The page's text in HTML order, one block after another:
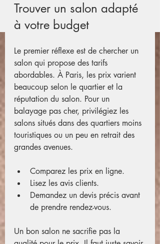
Trouver un salon adapté
à votre budget
Le premier réflexe est de chercher un
salon qui propose des tarifs
abordables. À Paris, les prix varient
beaucoup selon le quartier et la
réputation du salon. Pour un
balayage pas cher, privilégiez les
salons situés dans des quartiers moins
touristiques ou un peu en retrait des
grandes avenues.
Comparez les prix en ligne.
Lisez les avis clients.
Demandez un devis précis avant
de prendre rendez-vous.
Un bon salon ne sacrifie pas la